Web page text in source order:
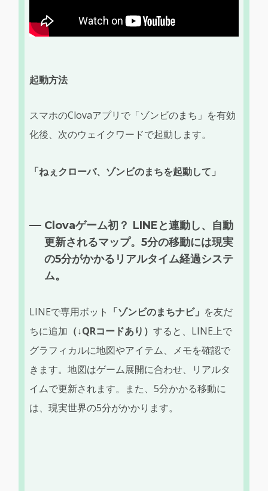
起動方法
スマホのClovaアプリで「ゾンビのまち」を有効
化後、次のウェイクワードで起動します。
「ねぇクローバ、ゾンビのまちを起動して」
Clovaゲーム初？ LINEと連動し、自動
更新されるマップ。5分の移動には現実
の5分がかかるリアルタイム経過システ
ム。
LINEで専用ボット 「ゾンビのまちナビ」 を友だ
ちに追加 （↓QRコードあり）すると、LINE上で
グラフィカルに地図やアイテム、メモを確認で
きます。地図はゲーム展開に合わせ、リアルタ
イムで更新されます。また、5分かかる移動に
は、現実世界の5分がかかります。